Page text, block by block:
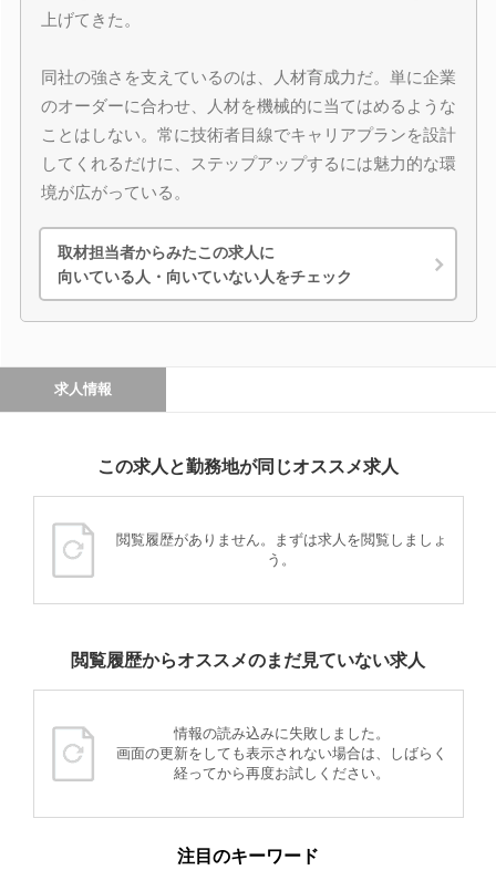
上げてきた。
同社の強さを支えているのは、人材育成力だ。単に企業
のオーダーに合わせ、人材を機械的に当てはめるような
ことはしない。常に技術者目線でキャリアプランを設計
してくれるだけに、ステップアップするには魅力的な環
境が広がっている。
取材担当者からみたこの求人に
向いている人・向いていない人をチェック
求人情報
この求人と勤務地が同じオススメ求人
閲覧履歴がありません。まずは求人を閲覧しましょ
う。
閲覧履歴からオススメのまだ見ていない求人
情報の読み込みに失敗しました。
画面の更新をしても表示されない場合は、しばらく
経ってから再度お試しください。
注目のキーワード